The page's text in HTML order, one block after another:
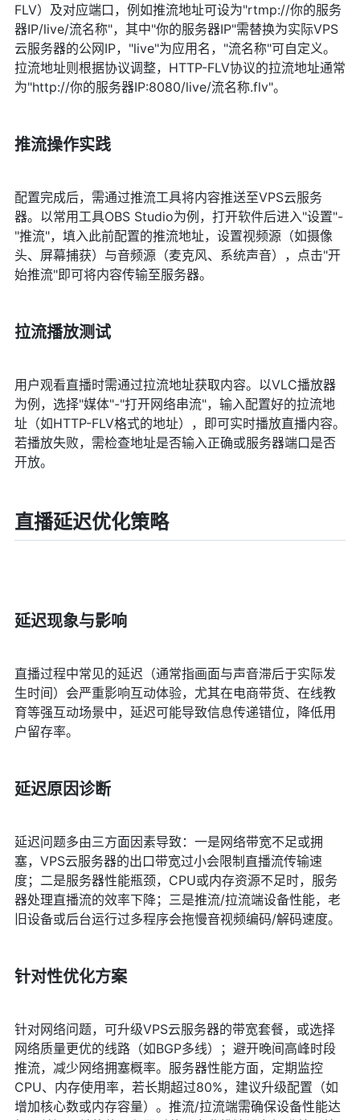
FLV）及对应端口，例如推流地址可设为"rtmp://你的服务
器IP/live/流名称"，其中"你的服务器IP"需替换为实际VPS
云服务器的公网IP，"live"为应用名，"流名称"可自定义。
拉流地址则根据协议调整，HTTP-FLV协议的拉流地址通常
为"http://你的服务器IP:8080/live/流名称.flv"。
推流操作实践
配置完成后，需通过推流工具将内容推送至VPS云服务
器。以常用工具OBS Studio为例，打开软件后进入"设置"-
"推流"，填入此前配置的推流地址，设置视频源（如摄像
头、屏幕捕获）与音频源（麦克风、系统声音），点击"开
始推流"即可将内容传输至服务器。
拉流播放测试
用户观看直播时需通过拉流地址获取内容。以VLC播放器
为例，选择"媒体"-"打开网络串流"，输入配置好的拉流地
址（如HTTP-FLV格式的地址），即可实时播放直播内容。
若播放失败，需检查地址是否输入正确或服务器端口是否
开放。
直播延迟优化策略
延迟现象与影响
直播过程中常见的延迟（通常指画面与声音滞后于实际发
生时间）会严重影响互动体验，尤其在电商带货、在线教
育等强互动场景中，延迟可能导致信息传递错位，降低用
户留存率。
延迟原因诊断
延迟问题多由三方面因素导致：一是网络带宽不足或拥
塞，VPS云服务器的出口带宽过小会限制直播流传输速
度；二是服务器性能瓶颈，CPU或内存资源不足时，服务
器处理直播流的效率下降；三是推流/拉流端设备性能，老
旧设备或后台运行过多程序会拖慢音视频编码/解码速度。
针对性优化方案
针对网络问题，可升级VPS云服务器的带宽套餐，或选择
网络质量更优的线路（如BGP多线）；避开晚间高峰时段
推流，减少网络拥塞概率。服务器性能方面，定期监控
CPU、内存使用率，若长期超过80%，建议升级配置（如
增加核心数或内存容量）。推流/拉流端需确保设备性能达